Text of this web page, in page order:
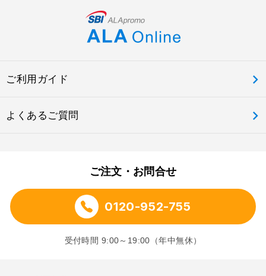
ご利用ガイド
よくあるご質問
ご注文・お問合せ
0120-952-755
受付時間 9:00～19:00（年中無休）